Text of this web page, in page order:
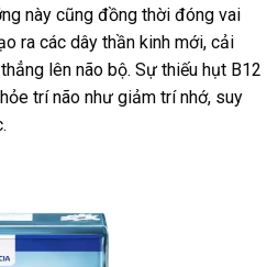
này cũng đồng thời đóng vai
ra các dây thần kinh mới, cải
lên não bộ. Sự thiếu hụt B12
trí não như giảm trí nhớ, suy